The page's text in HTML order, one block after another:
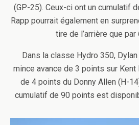
(GP-25). Ceux-ci ont un cumulatif
Rapp pourrait également en
tire de l’arrière que
Dans la classe Hydro 350,
mince avance de 3 points sur
de 4 points du Donny Allen (H-
cumulatif de 90 points est